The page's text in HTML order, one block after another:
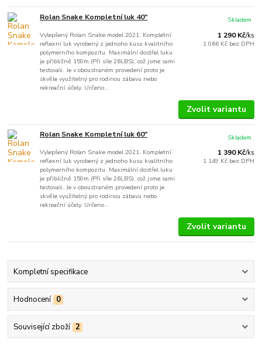
Rolan Snake Kompletní luk 40"
Vylepšený Rolan Snake model 2021. Kompletní
reflexní luk vyrobený z jednoho kusu kvalitního
polymerního kompozitu. Maximální dostřel luku
je přibližně 150m (Při síle 26LBS), což jsme sami
testovali. Je v oboustraném provedení proto je
skvěle využitelný pro rodinou zábavu nebo
rekreační účely. Určeno...
1 290 Kč/ks
1 066 Kč bez DPH
Skladem
Zvolit variantu
Rolan Snake Kompletní luk 60"
Vylepšený Rolan Snake model 2021. Kompletní
reflexní luk vyrobený z jednoho kusu kvalitního
polymerního kompozitu. Maximální dostřel luku
je přibližně 150m (Při síle 26LBS), což jsme sami
testovali. Je v oboustraném provedení proto je
skvěle využitelný pro rodinou zábavu nebo
rekreační účely. Určeno...
1 390 Kč/ks
1 149 Kč bez DPH
Skladem
Zvolit variantu
Kompletní specifikace
Hodnocení 0
Související zboží 2